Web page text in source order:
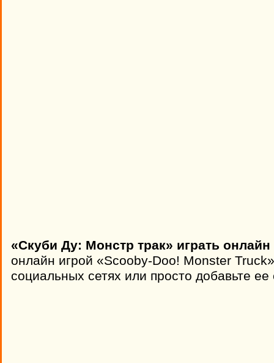
«Скуби Ду: Монстр трак» играть онлайн
онлайн игрой «Scooby-Doo! Monster
социальных сетях или просто добавьте ее